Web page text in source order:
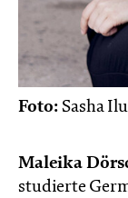
Foto: Sasha
Maleika
studierte